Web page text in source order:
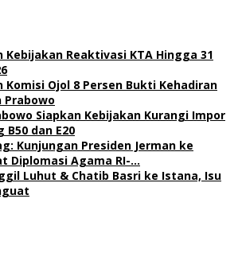
Kebijakan Reaktivasi KTA Hingga 31
Komisi Ojol 8 Persen Bukti Kehadiran
Prabowo
Siapkan Kebijakan Kurangi Impor
B50 dan E20
Kunjungan Presiden Jerman ke
Diplomasi Agama RI-…
Luhut & Chatib Basri ke Istana, Isu